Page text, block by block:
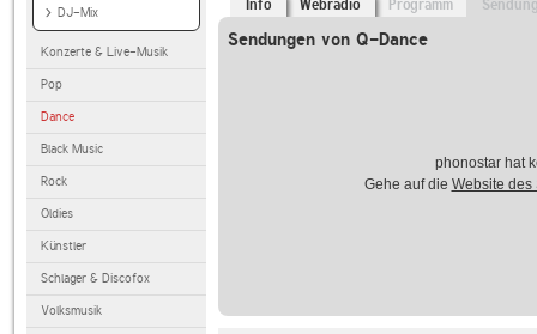
DJ-Mix
Konzerte & Live-Musik
Pop
Dance
Black Music
Rock
Oldies
Künstler
Schlager & Discofox
Volksmusik
Info Webradio Programm
Sendungen von Q-Dance
phonostar hat
Gehe auf die Website des